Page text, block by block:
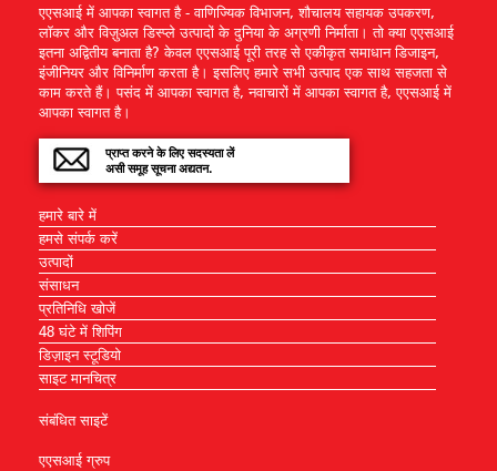
एएसआई में आपका स्वागत है - वाणिज्यिक विभाजन, शौचालय सहायक उपकरण,
लॉकर और विज़ुअल डिस्प्ले उत्पादों के दुनिया के अग्रणी निर्माता। तो क्या एएसआई
इतना अद्वितीय बनाता है? केवल एएसआई पूरी तरह से एकीकृत समाधान डिजाइन,
इंजीनियर और विनिर्माण करता है। इसलिए हमारे सभी उत्पाद एक साथ सहजता से
काम करते हैं। पसंद में आपका स्वागत है, नवाचारों में आपका स्वागत है, एएसआई में
आपका स्वागत है।
प्राप्त करने के लिए सदस्यता लें
असी समूह सूचना अद्यतन.
हमारे बारे में
हमसे संपर्क करें
उत्पादों
संसाधन
प्रतिनिधि खोजें
48 घंटे में शिपिंग
डिज़ाइन स्टूडियो
साइट मानचित्र
संबंधित साइटें
एएसआई ग्रुप